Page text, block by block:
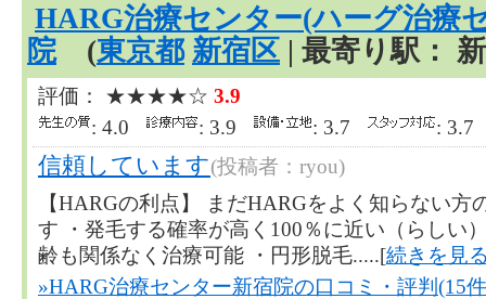
HARG治療センター(ハーグ治療
院(東京都 新宿区 | 最寄り駅：
評価： ★★★★☆ 3.9
: 4.0
: 3.9 : 3.7 :
信頼しています(投稿者：ryou)
【HARGの利点】 まだHARGをよく知らない方
す ・発毛する確率が高く100％に近い（らしい
齢も関係なく治療可能 ・円形脱毛.....[続きを見
»HARG治療センター新宿院の口コミ・評判(15